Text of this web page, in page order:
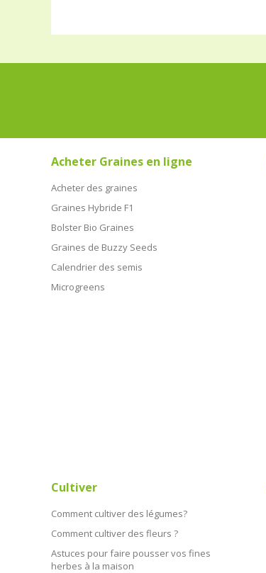
Acheter Graines en ligne
Acheter des graines
Graines Hybride F1
Bolster Bio Graines
Graines de Buzzy Seeds
Calendrier des semis
Microgreens
Cultiver
Comment cultiver des légumes?
Comment cultiver des fleurs ?
Astuces pour faire pousser vos fines
herbes à la maison